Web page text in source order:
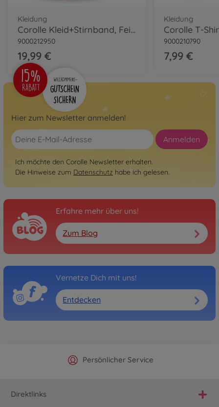
Kleidung
Corolle Kleid+Stirnband, Feiertage
9000212950
19,99 €
Kleidung
Corolle T-
9000210790
7,99 €
Hier zum Newsletter anmelden!
Anmelden
Ich möchte den Corolle Newsletter erhalten.
Die Hinweise zum Datenschutz habe ich gelesen.
Erfahre mehr über uns!
Zum Blog
Vernetze Dich mit uns!
Entdecken
Offizieller Hersteller Shop
Persönlicher Service
Versandkostenfrei ab 25€
Schnelle Lieferung
Direktlinks